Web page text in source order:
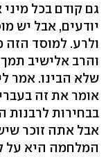
גם קודם בכל
יודעים, אבל יש
ולרע. למוסד הזה
והרב אלישיב
שלא הבינו. אמר
אומר את זה
בבחירות לרבנות
אבל אתה זוכר
המלחמה היא על